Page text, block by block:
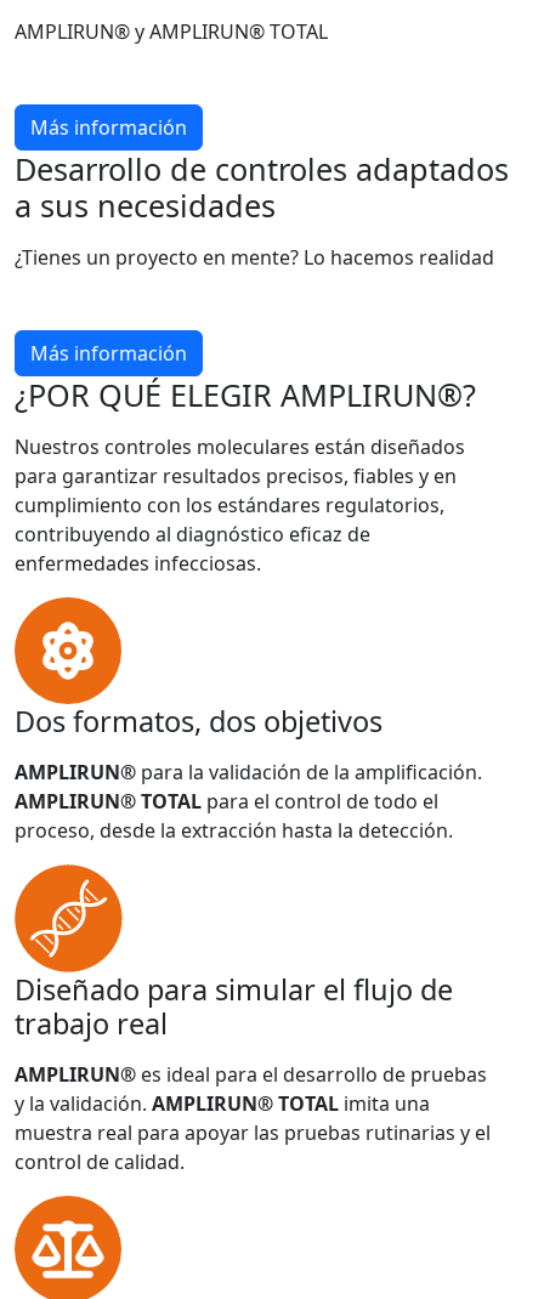
AMPLIRUN® y AMPLIRUN® TOTAL
Más información
Desarrollo de controles adaptados
a sus necesidades
¿Tienes un proyecto en mente? Lo hacemos realidad
Más información
¿POR QUÉ ELEGIR AMPLIRUN®?
Nuestros controles moleculares están diseñados
para garantizar resultados precisos, fiables y en
cumplimiento con los estándares regulatorios,
contribuyendo al diagnóstico eficaz de
enfermedades infecciosas.
Dos formatos, dos objetivos
AMPLIRUN® para la validación de la amplificación.
AMPLIRUN® TOTAL para el control de todo el
proceso, desde la extracción hasta la detección.
Diseñado para simular el flujo de
trabajo real
AMPLIRUN® es ideal para el desarrollo de pruebas
y la validación. AMPLIRUN® TOTAL imita una
muestra real para apoyar las pruebas rutinarias y el
control de calidad.